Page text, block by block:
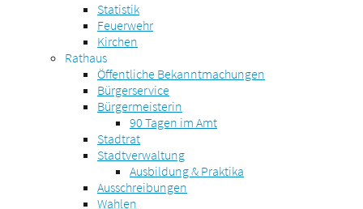
Statistik
Feuerwehr
Kirchen
Rathaus
Öffentliche Bekanntmachungen
Bürgerservice
Bürgermeisterin
90 Tagen im Amt
Stadtrat
Stadtverwaltung
Ausbildung & Praktika
Ausschreibungen
Wahlen